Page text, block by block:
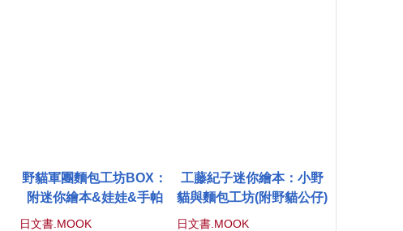
野貓軍團麵包工坊BOX：
附迷你繪本&娃娃&手帕
日文書.MOOK
工藤紀子迷你繪本：小野
貓與麵包工坊(附野貓公仔)
日文書.MOOK